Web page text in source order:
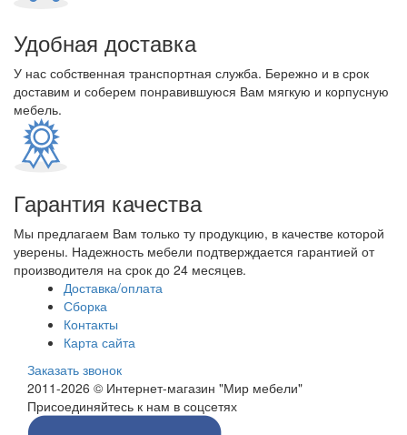
Удобная доставка
У нас собственная транспортная служба. Бережно и в срок
доставим и соберем понравившуюся Вам мягкую и корпусную
мебель.
Гарантия качества
Мы предлагаем Вам только ту продукцию, в качестве которой
уверены. Надежность мебели подтверждается гарантией от
производителя на срок до 24 месяцев.
Доставка/оплата
Сборка
Контакты
Карта сайта
Заказать звонок
2011-2026 © Интернет-магазин "Мир мебели"
Присоединяйтесь к нам в соцсетях